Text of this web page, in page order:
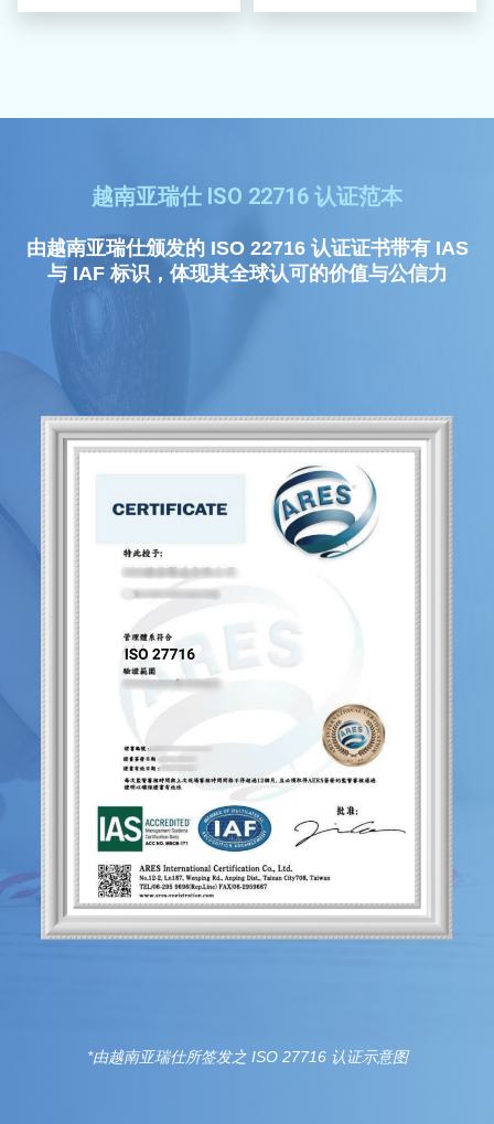
越南亚瑞仕 ISO 22716 认证范本
由越南亚瑞仕颁发的 ISO 22716 认证证书带有 IAS
与 IAF 标识，体现其全球认可的价值与公信力
*由越南亚瑞仕所签发之 ISO 27716 认证示意图